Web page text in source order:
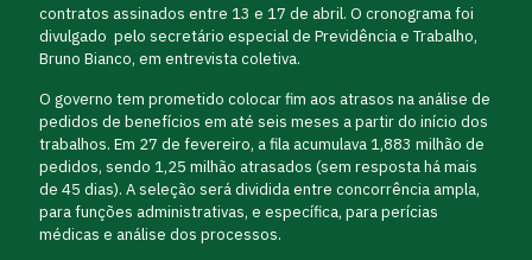
contratos assinados entre 13 e 17 de abril. O cronograma foi
divulgado pelo secretário especial de Previdência e Trabalho,
Bruno Bianco, em entrevista coletiva.
O governo tem prometido colocar fim aos atrasos na análise de
pedidos de benefícios em até seis meses a partir do início dos
trabalhos. Em 27 de fevereiro, a fila acumulava 1,883 milhão de
pedidos, sendo 1,25 milhão atrasados (sem resposta há mais
de 45 dias). A seleção será dividida entre concorrência ampla,
para funções administrativas, e específica, para perícias
médicas e análise dos processos.